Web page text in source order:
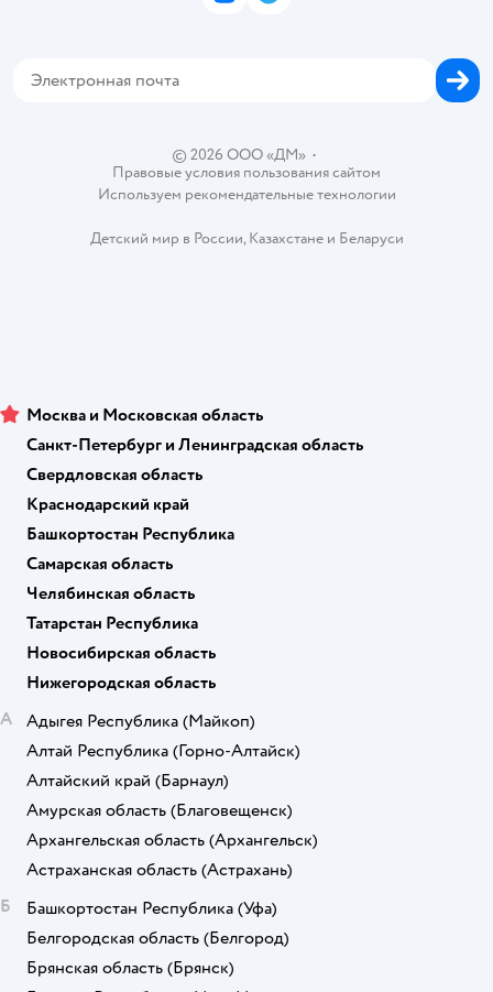
Политика использования файлов cookie
© 2026 ООО «ДМ»•
Правовые условия пользования сайтом
Используем рекомендательные технологии
Детский мир в России,Казахстанеи Беларуси
Москва и Московская область
Санкт-Петербург и Ленинградская область
Свердловская область
Краснодарский край
Башкортостан Республика
Самарская область
Челябинская область
Татарстан Республика
Новосибирская область
Нижегородская область
А
Адыгея Республика (Майкоп)
Алтай Республика (Горно-Алтайск)
Алтайский край (Барнаул)
Амурская область (Благовещенск)
Архангельская область (Архангельск)
Астраханская область (Астрахань)
Б
Башкортостан Республика (Уфа)
Белгородская область (Белгород)
Брянская область (Брянск)